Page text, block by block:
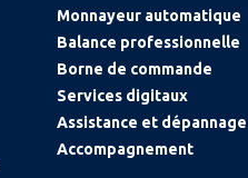
Monnayeur automatique
Balance professionnelle
Borne de commande
Services digitaux
Assistance et dépannage
Accompagnement